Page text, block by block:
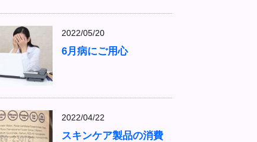
2022/05/20
6月病にご用心
2022/04/22
スキンケア製品の消費